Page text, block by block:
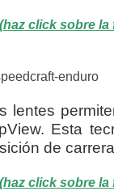
(haz click sobre
lentes
Esta
de
(haz click sobre